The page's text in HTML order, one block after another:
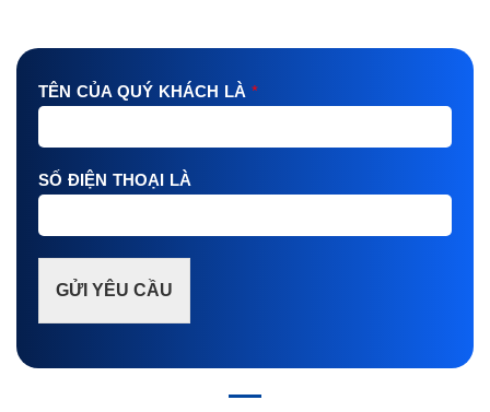
TÊN CỦA QUÝ KHÁCH LÀ *
SỐ ĐIỆN THOẠI LÀ
GỬI YÊU CẦU